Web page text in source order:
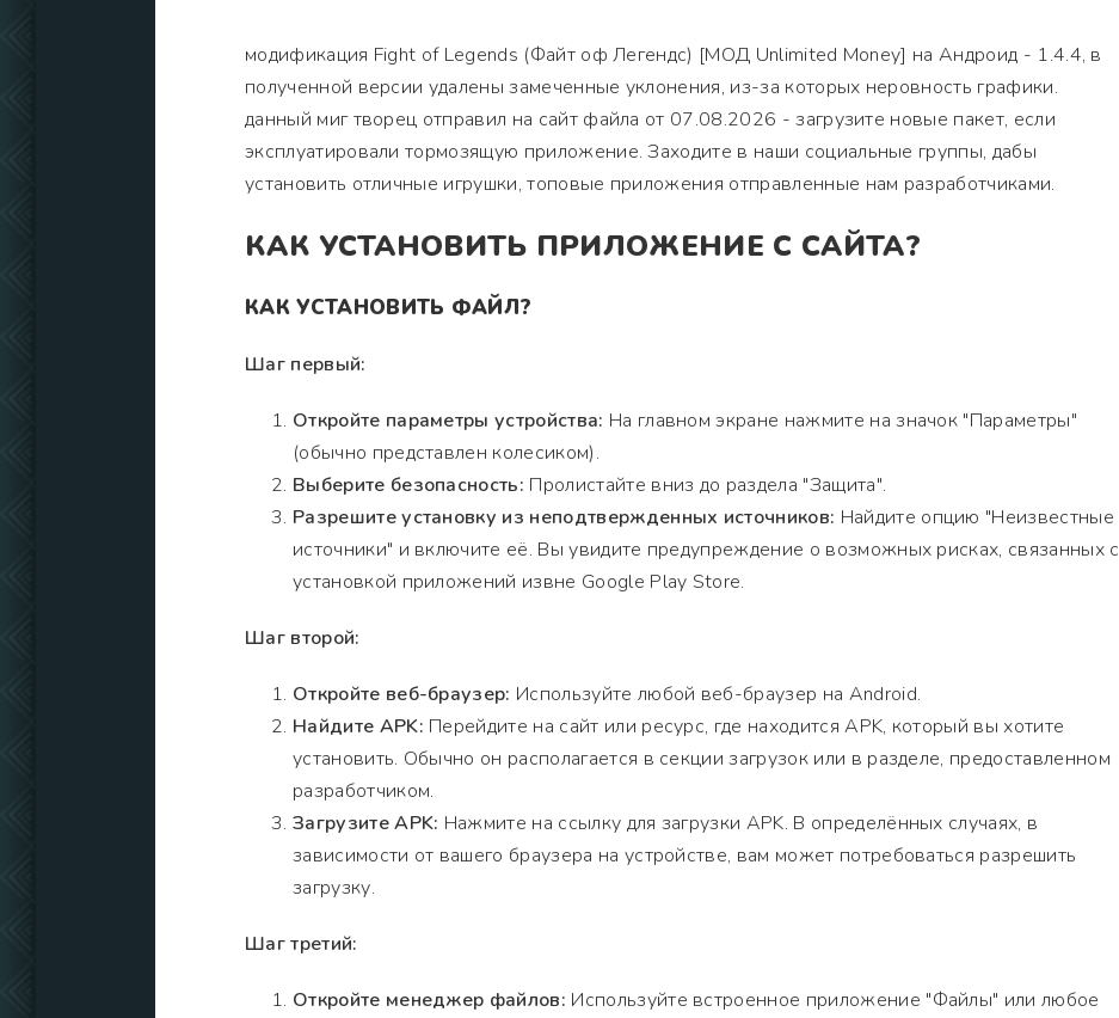
модификация Fight of Legends (Файт оф Легендс) [МОД Unlimited Money] на Андроид - 1.4.4, в
полученной версии удалены замеченные уклонения, из-за которых неровность графики.
данный миг творец отправил на сайт файла от 07.08.2026 - загрузите новые пакет, если
эксплуатировали тормозящую приложение. Заходите в наши социальные группы, дабы
установить отличные игрушки, топовые приложения отправленные нам разработчиками.
КАК УСТАНОВИТЬ ПРИЛОЖЕНИЕ С САЙТА?
КАК УСТАНОВИТЬ ФАЙЛ?
Шаг первый:
Откройте параметры устройства: На главном экране нажмите на значок "Параметры"
(обычно представлен колесиком).
Выберите безопасность: Пролистайте вниз до раздела "Защита".
Разрешите установку из неподтвержденных источников: Найдите опцию "Неизвестные
источники" и включите её. Вы увидите предупреждение о возможных рисках, связанных с
установкой приложений извне Google Play Store.
Шаг второй:
Откройте веб-браузер: Используйте любой веб-браузер на Android.
Найдите APK: Перейдите на сайт или ресурс, где находится APK, который вы хотите
установить. Обычно он располагается в секции загрузок или в разделе, предоставленном
разработчиком.
Загрузите APK: Нажмите на ссылку для загрузки APK. В определённых случаях, в
зависимости от вашего браузера на устройстве, вам может потребоваться разрешить
загрузку.
Шаг третий:
Откройте менеджер файлов: Используйте встроенное приложение "Файлы" или любое